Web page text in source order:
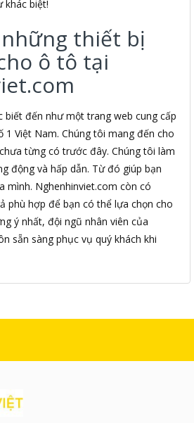
khác biệt!
thiết bị
ô tô tại
biết đến như một trang web cung cấp
1 Việt Nam. Chúng tôi mang đến cho
từng có trước đây. Chúng tôi làm
động và hấp dẫn. Từ đó giúp bạn
mình. Nghenhinviet.com còn có
phù hợp để bạn có thể lựa chọn cho
ý nhất, đội ngũ nhân viên của
sẵn sàng phục vụ quý khách khi